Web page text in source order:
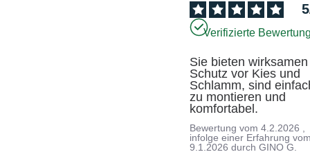
5
Verifizierte
Sie bieten wirksamen
Schutz vor Kies und
Schlamm, sind
zu montieren und
komfortabel.
Bewertung vom4.2.2026
infolge einer Erfahrung
9.1.2026 durchGINO G.